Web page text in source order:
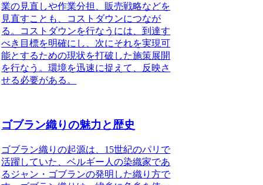
業の見直しや作業分担、販売戦略などを
見直すことも、コストダウンにつなが
る。コストダウンを行なうには、到達す
べき目標を明確にし、次にそれを実現可
能とするための現状を打破した施策展開
を行なう。環境を迅速に捉えて、反映さ
せる必要がある。
ゴブラン織りの魅力と歴史
ゴブラン織りの起源は、15世紀のパリで
活躍していた、ベルギー人の染織家であ
るジャン・ゴブランの発明した織り方で